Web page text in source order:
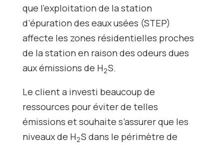
que l’exploitation de la station
d’épuration des eaux usées (STEP)
affecte les zones résidentielles proches
de la station en raison des odeurs dues
aux émissions de H2S.
Le client a investi beaucoup de
ressources pour éviter de telles
émissions et souhaite s’assurer que les
niveaux de H2S dans le périmètre de